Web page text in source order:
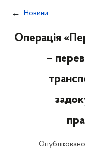
Новини
Операція
–